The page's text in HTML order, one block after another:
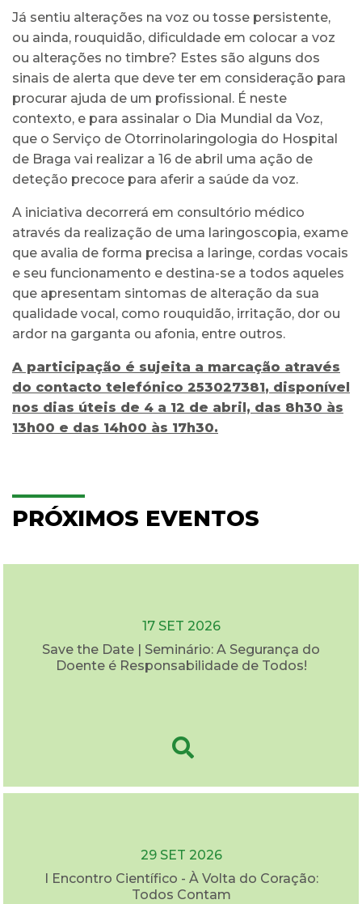
Já sentiu alterações na voz ou tosse persistente,
ou ainda, rouquidão, dificuldade em colocar a voz
ou alterações no timbre? Estes são alguns dos
sinais de alerta que deve ter em consideração para
procurar ajuda de um profissional. É neste
contexto, e para assinalar o Dia Mundial da Voz,
que o Serviço de Otorrinolaringologia do Hospital
de Braga vai realizar a 16 de abril uma ação de
deteção precoce para aferir a saúde da voz.
A iniciativa decorrerá em consultório médico
através da realização de uma laringoscopia, exame
que avalia de forma precisa a laringe, cordas vocais
e seu funcionamento e destina-se a todos aqueles
que apresentam sintomas de alteração da sua
qualidade vocal, como rouquidão, irritação, dor ou
ardor na garganta ou afonia, entre outros.
A participação é sujeita a marcação através
do contacto telefónico 253027381, disponível
nos dias úteis de 4 a 12 de abril, das 8h30 às
13h00 e das 14h00 às 17h30.
PRÓXIMOS EVENTOS
17 SET 2026
Save the Date | Seminário: A Segurança do
Doente é Responsabilidade de Todos!
29 SET 2026
I Encontro Científico - À Volta do Coração:
Todos Contam